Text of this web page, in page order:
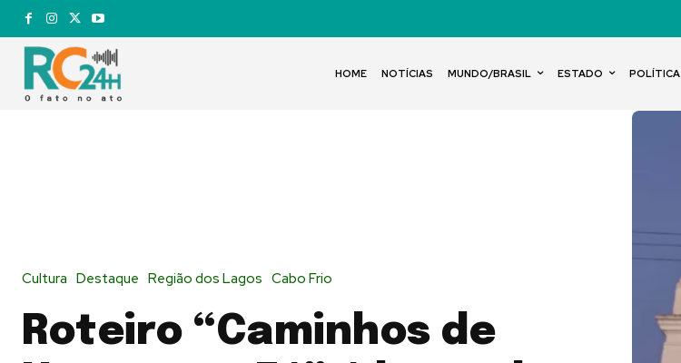
HOME NOTÍCIAS MUNDO/BRASIL ESTADO POLÍTICA
Cultura Destaque Região dos Lagos Cabo Frio
Roteiro “Caminhos de